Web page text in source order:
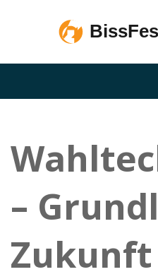
–
Zukunft